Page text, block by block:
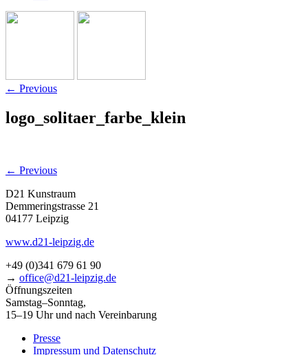
← Previous
logo_solitaer_farbe_klein
← Previous
D21 Kunstraum
Demmeringstrasse 21
04177 Leipzig
www.d21-leipzig.de
+49 (0)341 679 61 90
→ office@d21-leipzig.de
Öffnungszeiten
Samstag–Sonntag,
15–19 Uhr und nach Vereinbarung
Presse
Impressum und Datenschutz